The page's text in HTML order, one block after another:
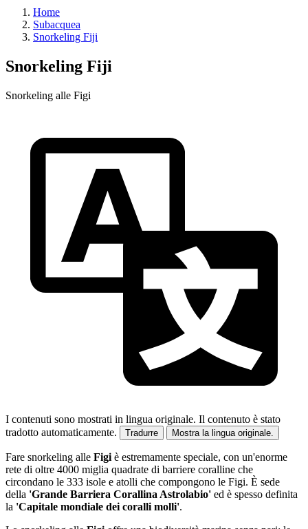
Home
Subacquea
Snorkeling Fiji
Snorkeling Fiji
Snorkeling alle Figi
I contenuti sono mostrati in lingua originale. Il contenuto è stato
tradotto automaticamente.
Tradurre Mostra la lingua originale.
Fare snorkeling alle Figi è estremamente speciale, con un'enorme
rete di oltre 4000 miglia quadrate di barriere coralline che
circondano le 333 isole e atolli che compongono le Figi. È sede
della 'Grande Barriera Corallina Astrolabio' ed è spesso definita
la 'Capitale mondiale dei coralli molli'.